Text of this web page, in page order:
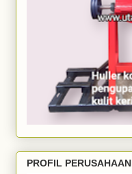
PROFIL PERUSAHAAN